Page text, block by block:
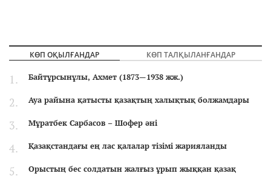
КӨП ОҚЫЛҒАНДАР КӨП ТАЛҚЫЛАНҒАНДАР
Байтұрсынұлы, Ахмет (1873—1938 жж.)
Ауа райына қатысты қазақтың халықтық болжамдары
Мұратбек Сарбасов – Шофер әні
Қазақстандағы ең лас қалалар тізімі жарияланды
Орыстың бес солдатын жалғыз ұрып жыққан қазақ